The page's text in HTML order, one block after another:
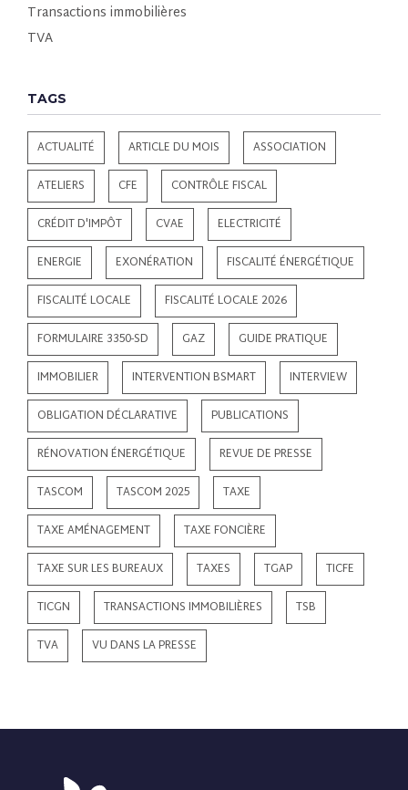
Transactions immobilières
TVA
TAGS
ACTUALITÉ ARTICLE DU MOIS
ASSOCIATION
ATELIERS
CFE
CONTRÔLE FISCAL
CRÉDIT D'IMPÔT
CVAE
ELECTRICITÉ
ENERGIE
EXONÉRATION
FISCALITÉ ÉNERGÉTIQUE
FISCALITÉ LOCALE
FISCALITÉ LOCALE 2026
FORMULAIRE 3350-SD
GAZ
GUIDE PRATIQUE
IMMOBILIER
INTERVENTION BSMART
INTERVIEW
OBLIGATION DÉCLARATIVE
PUBLICATIONS
RÉNOVATION ÉNERGÉTIQUE
REVUE DE PRESSE
TASCOM
TASCOM 2025
TAXE
TAXE AMÉNAGEMENT
TAXE FONCIÈRE
TAXE SUR LES BUREAUX
TAXES TGAP
TICFE
TICGN
TRANSACTIONS IMMOBILIÈRES
TSB
TVA
VU DANS LA PRESSE